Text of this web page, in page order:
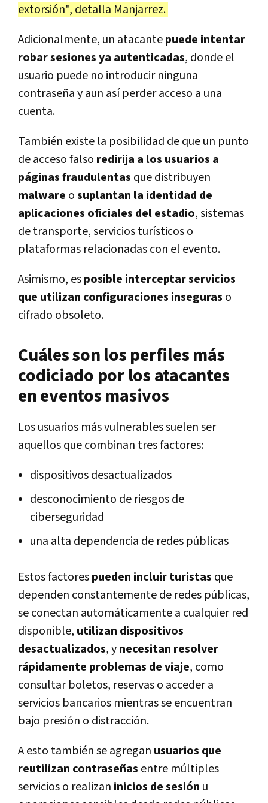
extorsión", detalla Manjarrez.
Adicionalmente, un atacantepuede intentar
robar sesiones ya autenticadas, donde el
usuario puede no introducir ninguna
contraseña y aun así perder acceso a una
cuenta.
También existe la posibilidad de que un punto
de acceso falso redirija a los usuarios a
páginas fraudulentas que distribuyen
malware osuplantan la identidad de
aplicaciones oficiales del estadio, sistemas
de transporte, servicios turísticos o
plataformas relacionadas con el evento.
Asimismo, esposible interceptar servicios
que utilizan configuraciones inseguras o
cifrado obsoleto.
Cuáles son los perfiles más
codiciado por los atacantes
en eventos masivos
Los usuarios más vulnerables suelen ser
aquellos que combinan tres factores:
dispositivos desactualizados
desconocimiento de riesgos de
ciberseguridad
una alta dependencia de redes públicas
Estos factorespueden incluir turistas que
dependen constantemente de redes públicas,
se conectan automáticamente a cualquier red
disponible, utilizan dispositivos
desactualizados, ynecesitan resolver
rápidamente problemas de viaje, como
consultar boletos, reservas o acceder a
servicios bancarios mientras se encuentran
bajo presión o distracción.
A esto también se agregan usuarios que
reutilizan contraseñas entre múltiples
servicios o realizan inicios de sesión u